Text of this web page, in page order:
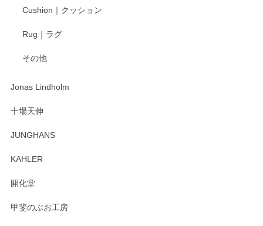
Cushion｜クッション
Rug｜ラグ
その他
Jonas Lindholm
十場天伸
JUNGHANS
KAHLER
開化堂
甲斐のぶお工房